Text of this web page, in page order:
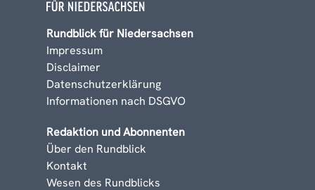
Rundblick für Niedersachsen
Impressum
Disclaimer
Datenschutzerklärung
Informationen nach DSGVO
Redaktion und Abonnenten
Über den Rundblick
Kontakt
Wesen des Rundblicks